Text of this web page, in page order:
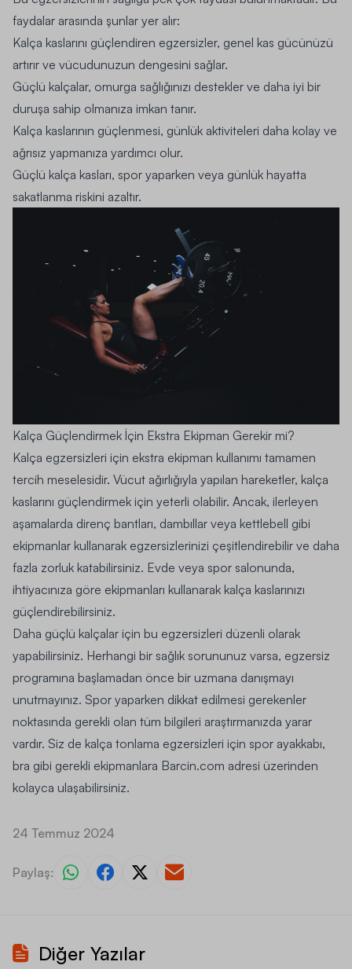
faydalar arasında şunlar yer alır:
Kalça kaslarını güçlendiren egzersizler, genel kas gücünüzü
artırır ve vücudunuzun dengesini sağlar.
Güçlü kalçalar, omurga sağlığınızı destekler ve daha iyi bir
duruşa sahip olmanıza imkan tanır.
Kalça kaslarının güçlenmesi, günlük aktiviteleri daha kolay ve
ağrısız yapmanıza yardımcı olur.
Güçlü kalça kasları, spor yaparken veya günlük hayatta
sakatlanma riskini azaltır.
Kalça Güçlendirmek İçin Ekstra Ekipman Gerekir mi?
Kalça egzersizleri için ekstra ekipman kullanımı tamamen
tercih meselesidir. Vücut ağırlığıyla yapılan hareketler, kalça
kaslarını güçlendirmek için yeterli olabilir. Ancak, ilerleyen
aşamalarda direnç bantları, dambıllar veya kettlebell gibi
ekipmanlar kullanarak egzersizlerinizi çeşitlendirebilir ve daha
fazla zorluk katabilirsiniz. Evde veya spor salonunda,
ihtiyacınıza göre ekipmanları kullanarak kalça kaslarınızı
güçlendirebilirsiniz.
Daha güçlü kalçalar için bu egzersizleri düzenli olarak
yapabilirsiniz. Herhangi bir sağlık sorununuz varsa, egzersiz
programına başlamadan önce bir uzmana danışmayı
unutmayınız. Spor yaparken dikkat edilmesi gerekenler
noktasında gerekli olan tüm bilgileri araştırmanızda yarar
vardır. Siz de kalça tonlama egzersizleri için spor ayakkabı,
bra gibi gerekli ekipmanlara Barcin.com adresi üzerinden
kolayca ulaşabilirsiniz.
24 Temmuz 2024
Paylaş:
Diğer Yazılar